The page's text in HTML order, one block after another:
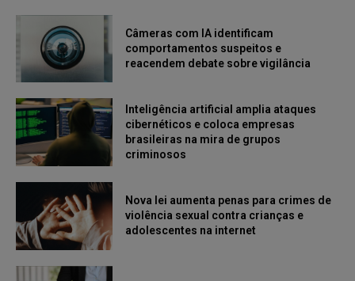
Câmeras com IA identificam
comportamentos suspeitos e
reacendem debate sobre vigilância
Inteligência artificial amplia ataques
cibernéticos e coloca empresas
brasileiras na mira de grupos
criminosos
Nova lei aumenta penas para crimes de
violência sexual contra crianças e
adolescentes na internet